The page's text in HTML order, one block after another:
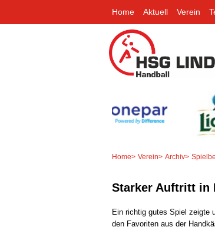
Home Aktuell Verein
Home> Verein> Archiv>
Starker Auftritt in
Ein richtig gutes Spiel zeigte
den Favoriten aus der